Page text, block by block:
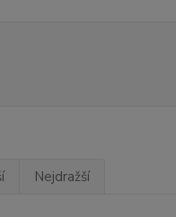
Nejdražší